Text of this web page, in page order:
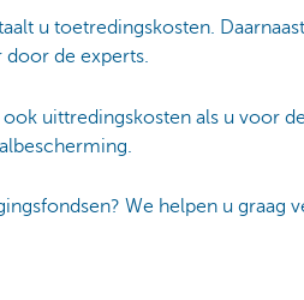
u toetredingskosten.
de experts.
uittredingskosten als u voor
We helpen u graag